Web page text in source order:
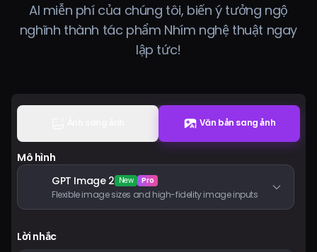
Công cụ AI
Đăng nhập
AI miễn phí của chúng tôi, biến ý tưởng ngộ
nghĩnh thành tác phẩm Nhím nghệ thuật ngay
lập tức!
Văn bản sang ảnh
Mô hình
GPT Image 2 New Pro
Flexible image sizes and high-fidelity image inputs
Lời nhắc